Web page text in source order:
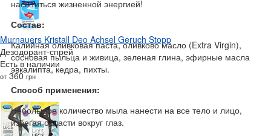
насытиться жизненной энергией!
Состав:
Калийная оливковая паста, оливково масло (Extra Virgin),
сосновая пыльца и живица, зеленая глина, эфирные масла
эвкалипта, кедра, пихты.
Способ применения:
Небольшое количество мыла нанести на все тело и лицо,
избегая области вокруг глаз.
Murnauers Kristall Deo Achsel Geruch Stopp
Дезодорант-спрей
Есть в наличии
от 360грн